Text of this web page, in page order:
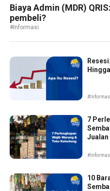
Biaya Admin (MDR)
pembeli?
#Informasi
7
Jualan
10